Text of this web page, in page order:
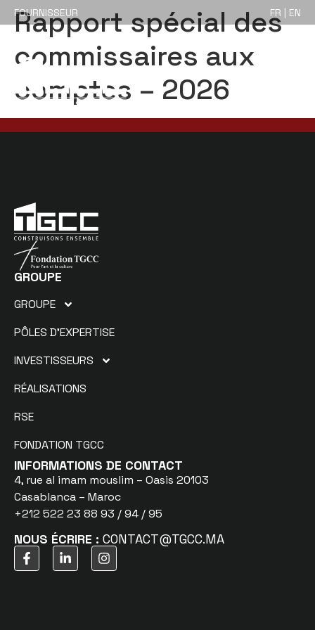
FOURNISSEUR FR | EN
Rapport spécial des
commissaires aux
comptes – 2026
GROUPE
GROUPE
PÔLES D’EXPERTISE
INVESTISSEURS
RÉALISATIONS
RSE
FONDATION TGCC
INFORMATIONS DE CONTACT
4, rue al imam mouslim – Oasis 20103
Casablanca – Maroc
+212 522 23 88 93 / 94 / 95
NOUS ÉCRIRE : CONTACT@TGCC.MA